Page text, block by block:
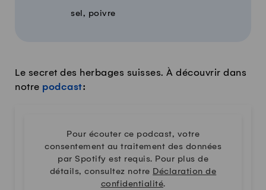
sel, poivre
Le secret des herbages suisses. À découvrir dans
notre podcast:
Pour écouter ce podcast, votre
consentement au traitement des données
par Spotify est requis. Pour plus de
détails, consultez notre Déclaration de
confidentialité.